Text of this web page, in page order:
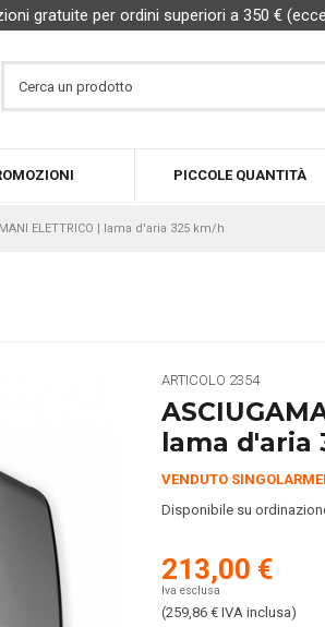
gratuite per ordini superiori a 350 €
PICCOLE QUANTITÀ
ELETTRICO | lama d'aria 325 km/h
ARTICOLO 2354
lama d'aria
VENDUTO
Disponibile su
213,00 €
Iva esclusa
(259,86 € IVA inclusa)